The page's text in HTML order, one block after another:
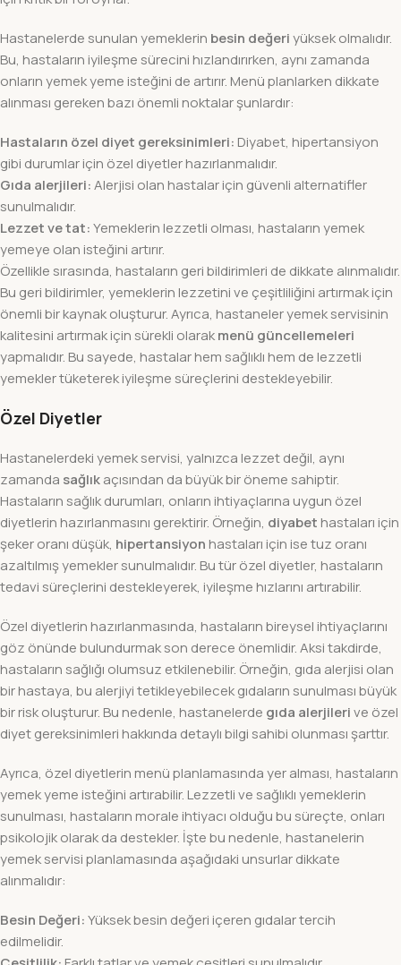
Hastanelerde sunulan yemeklerin besin değeriyüksek olmalıdır.
Bu, hastaların iyileşme sürecini hızlandırırken, aynı zamanda
onların yemek yeme isteğini de artırır. Menü planlarken dikkate
alınması gereken bazı önemli noktalar şunlardır:
Hastaların özel diyet gereksinimleri: Diyabet, hipertansiyon
gibi durumlar için özel diyetler hazırlanmalıdır.
Gıda alerjileri:Alerjisi olan hastalar için güvenli alternatifler
sunulmalıdır.
Lezzet ve tat:Yemeklerin lezzetli olması, hastaların yemek
yemeye olan isteğini artırır.
Özellikle sırasında, hastaların geri bildirimleri de dikkate alınmalıdır.
Bu geri bildirimler, yemeklerin lezzetini ve çeşitliliğini artırmak için
önemli bir kaynak oluşturur. Ayrıca, hastaneler yemek servisinin
kalitesini artırmak için sürekli olarakmenü güncellemeleri
yapmalıdır. Bu sayede, hastalar hem sağlıklı hem de lezzetli
yemekler tüketerek iyileşme süreçlerini destekleyebilir.
Özel Diyetler
Hastanelerdeki yemek servisi, yalnızca lezzet değil, aynı
zamanda sağlıkaçısından da büyük bir öneme sahiptir.
Hastaların sağlık durumları, onların ihtiyaçlarına uygun özel
diyetlerin hazırlanmasını gerektirir. Örneğin, diyabet hastaları için
şeker oranı düşük, hipertansiyon hastaları için ise tuz oranı
azaltılmış yemekler sunulmalıdır. Bu tür özel diyetler, hastaların
tedavi süreçlerini destekleyerek, iyileşme hızlarını artırabilir.
Özel diyetlerin hazırlanmasında, hastaların bireysel ihtiyaçlarını
göz önünde bulundurmak son derece önemlidir. Aksi takdirde,
hastaların sağlığı olumsuz etkilenebilir. Örneğin, gıda alerjisi olan
bir hastaya, bu alerjiyi tetikleyebilecek gıdaların sunulması büyük
bir risk oluşturur. Bu nedenle, hastanelerde gıda alerjilerive özel
diyet gereksinimleri hakkında detaylı bilgi sahibi olunması şarttır.
Ayrıca, özel diyetlerin menü planlamasında yer alması, hastaların
yemek yeme isteğini artırabilir. Lezzetli ve sağlıklı yemeklerin
sunulması, hastaların morale ihtiyacı olduğu bu süreçte, onları
psikolojik olarak da destekler. İşte bu nedenle, hastanelerin
yemek servisi planlamasında aşağıdaki unsurlar dikkate
alınmalıdır:
Besin Değeri:Yüksek besin değeri içeren gıdalar tercih
edilmelidir.